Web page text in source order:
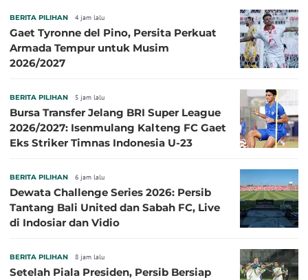
BERITA PILIHAN 4 jam lalu
Gaet Tyronne del Pino, Persita Perkuat
Armada Tempur untuk Musim
2026/2027
BERITA PILIHAN 5 jam lalu
Bursa Transfer Jelang BRI Super League
2026/2027: Isenmulang Kalteng FC Gaet
Eks Striker Timnas Indonesia U-23
BERITA PILIHAN 6 jam lalu
Dewata Challenge Series 2026: Persib
Tantang Bali United dan Sabah FC, Live
di Indosiar dan Vidio
BERITA PILIHAN 8 jam lalu
Setelah Piala Presiden, Persib Bersiap